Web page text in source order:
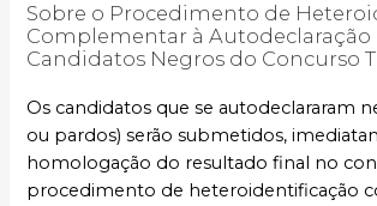
Sobre o Procedimento de
Complementar à Autodeclaração
Candidatos Negros do Concurso
Os candidatos que se autodeclararam
ou pardos) serão submetidos,
homologação do resultado final no
procedimento de heteroidentificação